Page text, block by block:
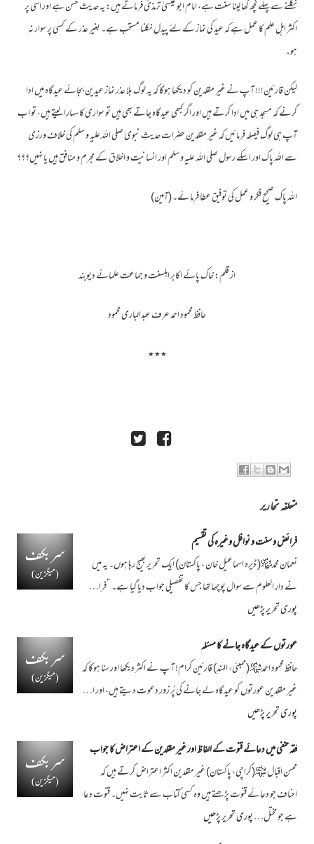
نکلنے سے پہلے کچھ کھا لینا سنت ہے، امام ابو عیسیٰ ترمذیؒ فرماتے ہیں: یہ حدیث حسن ہے اور اسی پر
اکثر اہل علم کا عمل ہے کہ عید کی نماز کے لئے پیدل نکلنا مستحب ہے۔ بغیر عذر کے کسی پر سوار نہ
ہو۔
لیکن قارئین!!! آپ نے غیر مقلدین کو دیکھا ہوگا کہ یہ لوگ بلا عذر نماز عیدین بجائے عیدگاہ میں ادا
کرنے کہ مسجد ہی میں ادا کرتے ہیں اور اگر کبھی عیدگاہ جاتے بھی ہیں تو سواری کا سہارا لیتے ہیں، تو اب
آپ ہی لوگ فیصلہ فرمائیں کہ غیر مقلدین حضرات حدیثِ نبوی صلی اللہ علیہ و سلم کی خلاف ورزی
سے اللہ پاک اور اسکے رسول صلی اللہ علیہ و سلم اور انسانیت و اخلاق کے مجرم و منافق ہیں یا نہیں؟؟؟
اللہ پاک صحیح فکر و عمل کی توفیق عطا فرمائے۔ (آمین)
از قلم: خاک پائے اکابر اہلسنت و جماعت علمائے دیوبند
حافظ محمود احمد عرف عبدالباری محمود
٭٭٭
متعلقہ تحاریر
فرائض و سنت و نوافل وغیرہ کی تقسیم
نعمان محمد﷾( ڈیرہ اسماعیل خان ، پاکستان) ایک تحریر بھیج رہا ہوں۔ یہ میں
نے دار العلوم سے سوال پوچھا تھا جس کا تفصیلی جواب دیا گیا ہے۔ ”فرا…
پوری تحریر پڑھیں
عورتوں کے عیدگاہ جانے کا مسئلہ
حافظ محمود احمد﷾ (ممبئی، الہند) قارئین کرام! آپ نے اکثر دیکھا اور سنا ہوگا کہ
غیر مقلدین عورتوں کو عیدگاہ لے جانے کی پُر زور دعوت دیتے ہیں، اور ا…
پوری تحریر پڑھیں
فقہ حنفی میں دعائے قنوت کے الفاظ اور غیر مقلدین کے اعتراض کا جواب
محسن اقبال ﷾(کراچی، پاکستان) غیر مقلدین اکثر اعتراض کرتے ہیں کہ
احناف جو دعائے قنوت پڑھتے ہیں وہ کسی کتاب سے ثابت نہیں۔ قنوت دعا
ہے جو مختل…پوری تحریر پڑھیں